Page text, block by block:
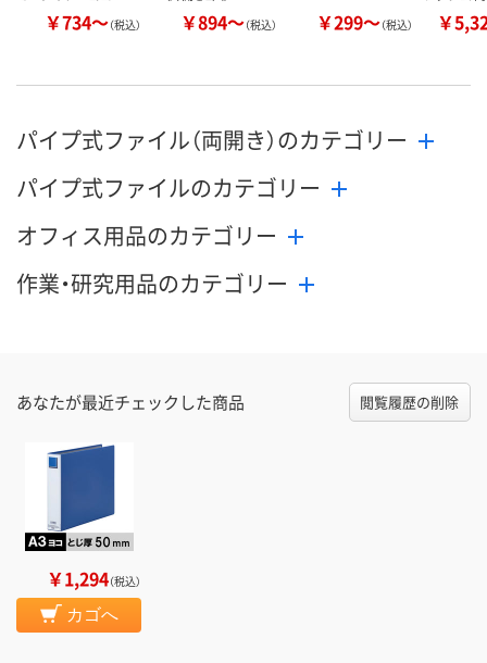
￥734～（税込） ￥894～（税込） ￥299～（税込） ￥
パイプ式ファイル（両開き）のカテゴリー
パイプ式ファイルのカテゴリー
オフィス用品のカテゴリー
作業・研究用品のカテゴリー
あなたが最近チェックした商品 閲覧履歴の削除
￥1,294（税込）
カゴへ